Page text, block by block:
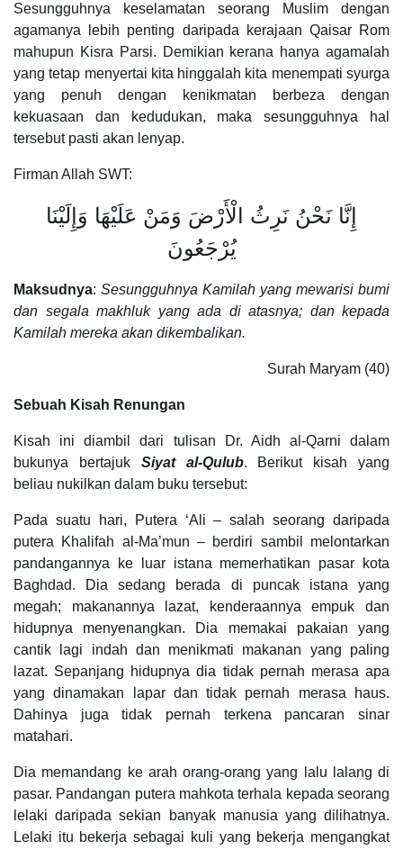
Sesungguhnya keselamatan seorang Muslim dengan
agamanya lebih penting daripada kerajaan Qaisar Rom
mahupun Kisra Parsi. Demikian kerana hanya agamalah
yang tetap menyertai kita hinggalah kita menempati syurga
yang penuh dengan kenikmatan berbeza dengan
kekuasaan dan kedudukan, maka sesungguhnya hal
tersebut pasti akan lenyap.
Firman Allah SWT:
إِنَّا نَحْنُ نَرِثُ الْأَرْضَ وَمَنْ عَلَيْهَا وَإِلَيْنَا
يُرْجَعُونَ
Maksudnya: Sesungguhnya Kamilah yang mewarisi bumi
dan segala makhluk yang ada di atasnya; dan kepada
Kamilah mereka akan dikembalikan.
Surah Maryam (40)
Sebuah Kisah Renungan
Kisah ini diambil dari tulisan Dr. Aidh al-Qarni dalam
bukunya bertajuk Siyat al-Qulub. Berikut kisah yang
beliau nukilkan dalam buku tersebut:
Pada suatu hari, Putera ‘Ali – salah seorang daripada
putera Khalifah al-Ma’mun – berdiri sambil melontarkan
pandangannya ke luar istana memerhatikan pasar kota
Baghdad. Dia sedang berada di puncak istana yang
megah; makanannya lazat, kenderaannya empuk dan
hidupnya menyenangkan. Dia memakai pakaian yang
cantik lagi indah dan menikmati makanan yang paling
lazat. Sepanjang hidupnya dia tidak pernah merasa apa
yang dinamakan lapar dan tidak pernah merasa haus.
Dahinya juga tidak pernah terkena pancaran sinar
matahari.
Dia memandang ke arah orang-orang yang lalu lalang di
pasar. Pandangan putera mahkota terhala kepada seorang
lelaki daripada sekian banyak manusia yang dilihatnya.
Lelaki itu bekerja sebagai kuli yang bekerja mengangkat